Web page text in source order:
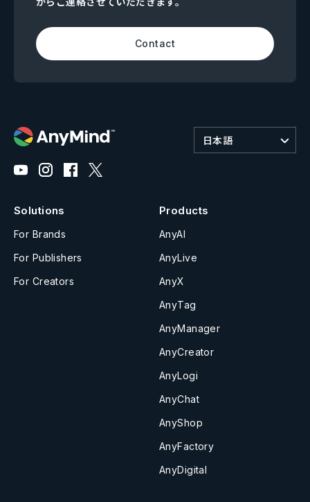
Contact
日本語
Solutions
For Brands
For Publishers
For Creators
Products
AnyAI
AnyLive
AnyX
AnyTag
AnyManager
AnyCreator
AnyLogi
AnyChat
AnyShop
AnyFactory
AnyDigital